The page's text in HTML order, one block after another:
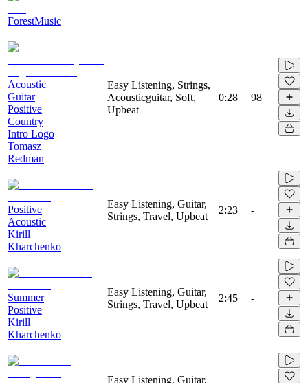
ForestMusic
Acoustic
Guitar
Positive
Country
Intro Logo
Tomasz
Redman
Easy Listening, Strings,
Acousticguitar, Soft,
Upbeat
0:28 98
Positive
Acoustic
Kirill
Kharchenko
Easy Listening, Guitar,
Strings, Travel, Upbeat
2:23 -
Summer
Positive
Kirill
Kharchenko
Easy Listening, Guitar,
Strings, Travel, Upbeat
2:45 -
Easy Listening, Guitar,